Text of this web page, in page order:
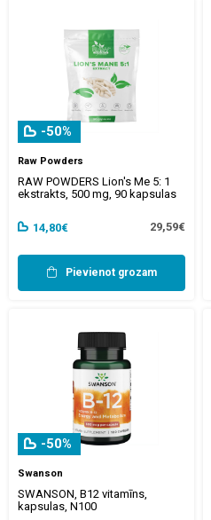
-50%
Raw Powders
RAW POWDERS Lion's Me 5: 1
ekstrakts, 500 mg, 90 kapsulas
14,80€ 29,59€
Pievienot grozam
-50%
Swanson
SWANSON, B12 vitamīns,
kapsulas, N100